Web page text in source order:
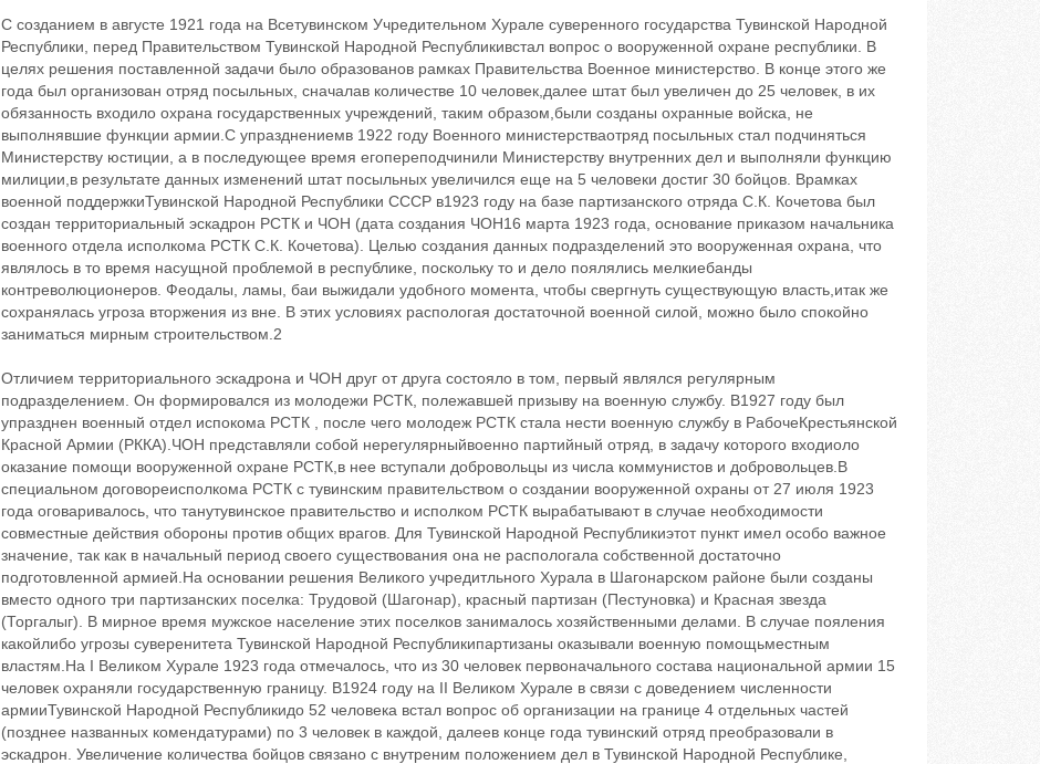
С созданием в августе 1921 года на Всетувинском Учредительном Хурале суверенного государства Тувинской Народной
Республики, перед Правительством Тувинской Народной Республикивстал вопрос о вооруженной охране республики. В
целях решения поставленной задачи было образованов рамках Правительства Военное министерство. В конце этого же
года был организован отряд посыльных, сначалав количестве 10 человек,далее штат был увеличен до 25 человек, в их
обязанность входило охрана государственных учреждений, таким образом,были созданы охранные войска, не
выполнявшие функции армии.С упразднениемв 1922 году Военного министерстваотряд посыльных стал подчиняться
Министерству юстиции, а в последующее время егопереподчинили Министерству внутренних дел и выполняли функцию
милиции,в результате данных изменений штат посыльных увеличился еще на 5 человеки достиг 30 бойцов. Врамках
военной поддержкиТувинской Народной Республики СССР в1923 году на базе партизанского отряда С.К. Кочетова был
создан территориальный эскадрон РСТК и ЧОН (дата создания ЧОН16 марта 1923 года, основание приказом начальника
военного отдела исполкома РСТК С.К. Кочетова). Целью создания данных подразделений это вооруженная охрана, что
являлось в то время насущной проблемой в республике, поскольку то и дело поялялись мелкиебанды
контреволюционеров. Феодалы, ламы, баи выжидали удобного момента, чтобы свергнуть существующую власть,итак же
сохранялась угроза вторжения из вне. В этих условиях распологая достаточной военной силой, можно было спокойно
заниматься мирным строительством.2
Отличием территориального эскадрона и ЧОН друг от друга состояло в том, первый являлся регулярным
подразделением. Он формировался из молодежи РСТК, полежавшей призыву на военную службу. В1927 году был
упразднен военный отдел испокома РСТК , после чего молодеж РСТК стала нести военную службу в РабочеКрестьянской
Красной Армии (РККА).ЧОН представляли собой нерегулярныйвоенно партийный отряд, в задачу которого входиоло
оказание помощи вооруженной охране РСТК,в нее вступали добровольцы из числа коммунистов и добровольцев.В
специальном договореисполкома РСТК с тувинским правительством о создании вооруженной охраны от 27 июля 1923
года оговаривалось, что танутувинское правительство и исполком РСТК вырабатывают в случае необходимости
совместные действия обороны против общих врагов. Для Тувинской Народной Республикиэтот пункт имел особо важное
значение, так как в начальный период своего существования она не распологала собственной достаточно
подготовленной армией.На основании решения Великого учредитльного Хурала в Шагонарском районе были созданы
вместо одного три партизанских поселка: Трудовой (Шагонар), красный партизан (Пестуновка) и Красная звезда
(Торгалыг). В мирное время мужское население этих поселков занималось хозяйственными делами. В случае пояления
какойлибо угрозы суверенитета Тувинской Народной Республикипартизаны оказывали военную помощьместным
властям.На I Великом Хурале 1923 года отмечалось, что из 30 человек первоначального состава национальной армии 15
человек охраняли государственную границу. В1924 году на II Великом Хурале в связи с доведением численности
армииТувинской Народной Республикидо 52 человека встал вопрос об организации на границе 4 отдельных частей
(позднее названных комендатурами) по 3 человек в каждой, далеев конце года тувинский отряд преобразовали в
эскадрон. Увеличение количества бойцов связано с внутреним положением дел в Тувинской Народной Республике,